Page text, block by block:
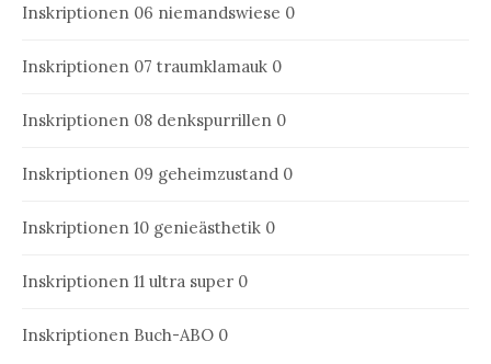
Inskriptionen 06 niemandswiese 0
Inskriptionen 07 traumklamauk 0
Inskriptionen 08 denkspurrillen 0
Inskriptionen 09 geheimzustand 0
Inskriptionen 10 genieästhetik 0
Inskriptionen 11 ultra super 0
Inskriptionen Buch-ABO 0